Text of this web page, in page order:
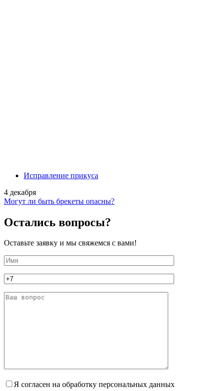
Исправление прикуса
4 декабря
Могут ли быть брекеты опасны?
Остались вопросы?
Оставьте заявку и мы свяжемся с вами!
Я согласен на обработку персональных данных